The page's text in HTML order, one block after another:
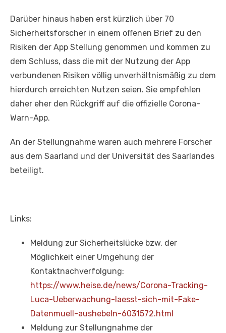
Darüber hinaus haben erst kürzlich über 70
Sicherheitsforscher in einem offenen Brief zu den
Risiken der App Stellung genommen und kommen zu
dem Schluss, dass die mit der Nutzung der App
verbundenen Risiken völlig unverhältnismäßig zu dem
hierdurch erreichten Nutzen seien. Sie empfehlen
daher eher den Rückgriff auf die offizielle Corona-
Warn-App.
An der Stellungnahme waren auch mehrere Forscher
aus dem Saarland und der Universität des Saarlandes
beteiligt.
Links:
Meldung zur Sicherheitslücke bzw. der
Möglichkeit einer Umgehung der
Kontaktnachverfolgung:
https://www.heise.de/news/Corona-Tracking-
Luca-Ueberwachung-laesst-sich-mit-Fake-
Datenmuell-aushebeln-6031572.html
Meldung zur Stellungnahme der